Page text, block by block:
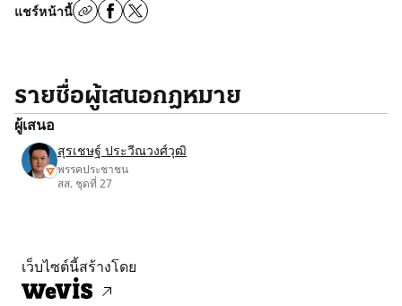
แชร์หน้านี้
รายชื่อผู้เสนอกฎหมาย
ผู้เสนอ
สุรเชษฐ์ ประวีณวงศ์วุฒิ
พรรคประชาชน
สส. ชุดที่ 27
เว็บไซต์นี้สร้างโดย